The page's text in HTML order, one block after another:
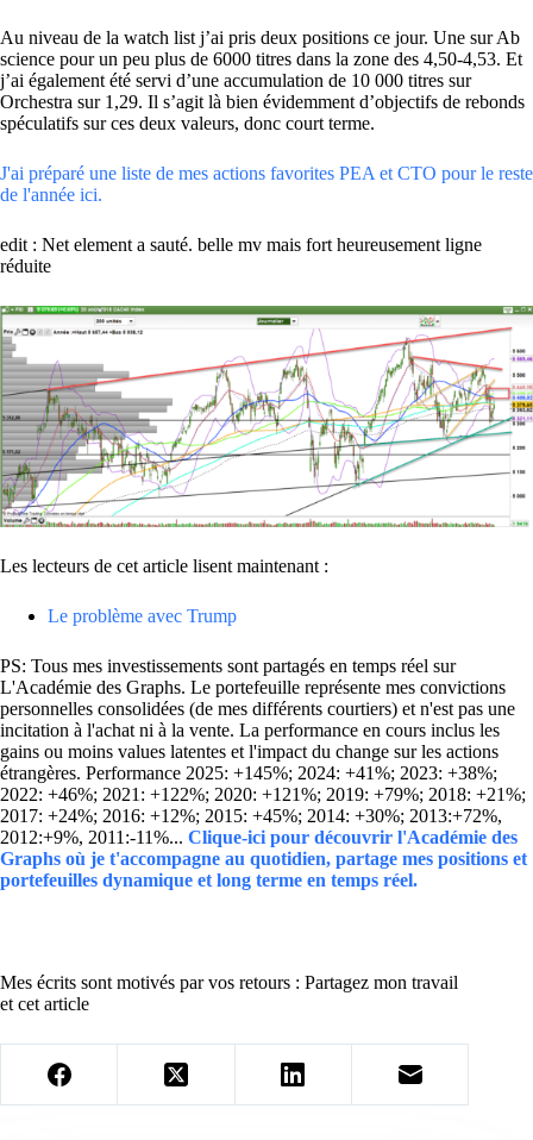
Au niveau de la watch list j’ai pris deux positions ce jour. Une sur Ab
science pour un peu plus de 6000 titres dans la zone des 4,50-4,53. Et
j’ai également été servi d’une accumulation de 10 000 titres sur
Orchestra sur 1,29. Il s’agit là bien évidemment d’objectifs de rebonds
spéculatifs sur ces deux valeurs, donc court terme.
J'ai préparé une liste de mes actions favorites PEA et CTO pour le reste
de l'année ici.
edit : Net element a sauté. belle mv mais fort heureusement ligne
réduite
Les lecteurs de cet article lisent maintenant :
Le problème avec Trump
PS: Tous mes investissements sont partagés en temps réel sur
L'Académie des Graphs. Le portefeuille représente mes convictions
personnelles consolidées (de mes différents courtiers) et n'est pas une
incitation à l'achat ni à la vente. La performance en cours inclus les
gains ou moins values latentes et l'impact du change sur les actions
étrangères. Performance 2025: +145%; 2024: +41%; 2023: +38%;
2022: +46%; 2021: +122%; 2020: +121%; 2019: +79%; 2018: +21%;
2017: +24%; 2016: +12%; 2015: +45%; 2014: +30%; 2013:+72%,
2012:+9%, 2011:-11%... Clique-ici pour découvrir l'Académie des
Graphs où je t'accompagne au quotidien, partage mes positions et
portefeuilles dynamique et long terme en temps réel.
Mes écrits sont motivés par vos retours : Partagez mon travail
et cet article